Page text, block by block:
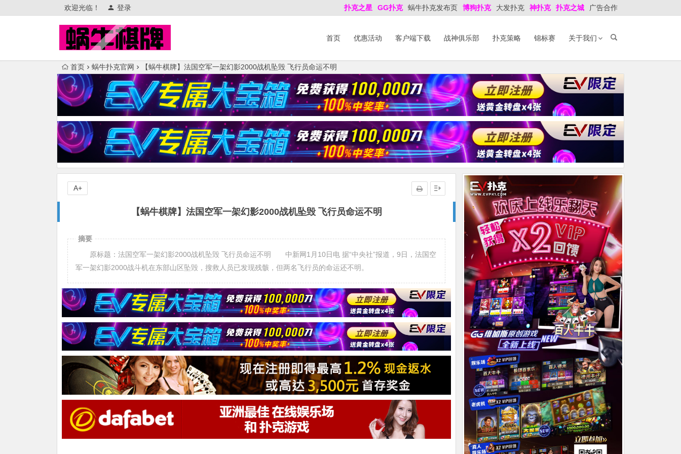
欢迎光临！ 登录 扑克之星 GG扑克 蜗牛扑克发布页 博狗扑克 大发扑克 神扑克 扑克之城 广告合作
首页 优惠活动 客户端下载 战神俱乐部 扑克策略 锦标赛 关于我们
首页 蜗牛扑克官网 【蜗牛棋牌】法国空军一架幻影2000战机坠毁 飞行员命运不明
【蜗牛棋牌】法国空军一架幻影2000战机坠毁 飞行员命运不明
A+
摘要
原标题：法国空军一架幻影2000战机坠毁 飞行员命运不明 中新网1月10日电 据“中央社”报道，9日，法国空
军一架幻影2000战斗机在东部山区坠毁，搜救人员已发现残骸，但两名飞行员的命运还不明。